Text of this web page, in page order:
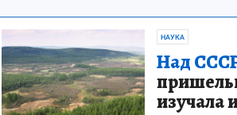
НАУКА
Над
изучала